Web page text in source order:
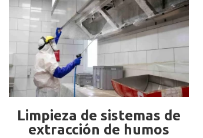
Limpieza de sistemas de
extracción de humos